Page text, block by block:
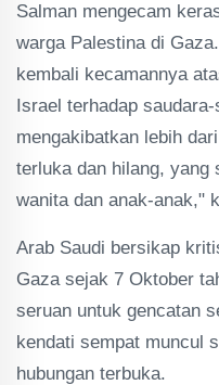
Salman mengecam
warga Palestina di
kembali kecamannya
Israel terhadap
mengakibatkan lebih
terluka dan hilang, yang
wanita dan anak-anak,"
Arab Saudi bersikap
Gaza sejak 7 Oktober
seruan untuk gencatan
kendati sempat muncul
hubungan terbuka.